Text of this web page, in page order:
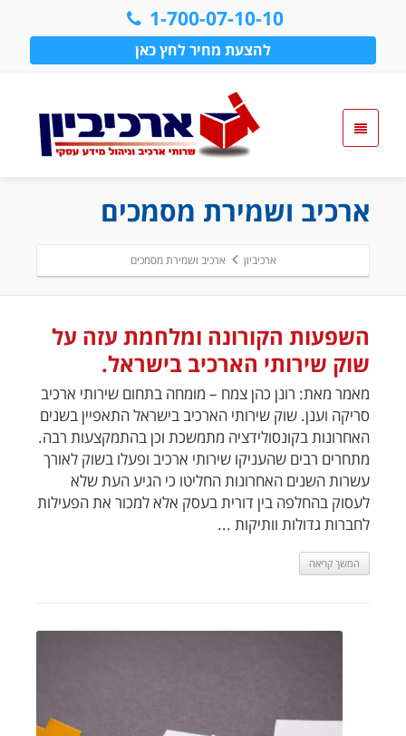
1-700-07-10-10
להצעת מחיר לחץ כאן
ארכיב ושמירת מסמכים
ארכיביון ארכיב ושמירת מסמכים
השפעות הקורונה ומלחמת עזה על
שוק שירותי הארכיב בישראל.
מאמר מאת: רונן כהן צמח – מומחה בתחום שירותי ארכיב
סריקה וענן. שוק שירותי הארכיב בישראל התאפיין בשנים
האחרונות בקונסולידציה מתמשכת וכן בהתמקצעות רבה.
מתחרים רבים שהעניקו שירותי ארכיב ופעלו בשוק לאורך
עשרות השנים האחרונות החליטו כי הגיע העת שלא
לעסוק בהחלפה בין דורית בעסק אלא למכור את הפעילות
לחברות גדולות וותיקות ...
המשך קריאה